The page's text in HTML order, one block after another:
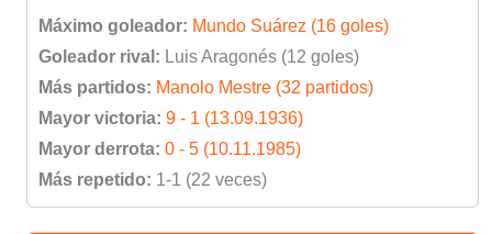
Máximo goleador: Mundo Suárez (16 goles)
Goleador rival: Luis Aragonés (12 goles)
Más partidos: Manolo Mestre (32 partidos)
Mayor victoria: 9 - 1 (13.09.1936)
Mayor derrota: 0 - 5 (10.11.1985)
Más repetido: 1-1 (22 veces)